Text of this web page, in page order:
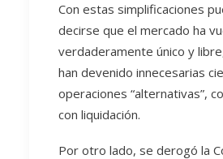
Con estas simplificaciones
decirse que el mercado ha
verdaderamente único y
han devenido innecesarias
operaciones “alternativas”,
con liquidación.
Por otro lado, se derogó la